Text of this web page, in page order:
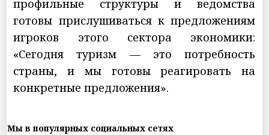
профильные структуры и ведомства
готовы прислушиваться к предложениям
игроков этого сектора экономики:
«Сегодня туризм — это потребность
страны, и мы готовы реагировать на
конкретные предложения».
Мы в популярных социальных сетях